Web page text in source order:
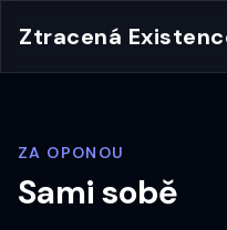
Ztracená
ZA OPONOU
Sami sobě